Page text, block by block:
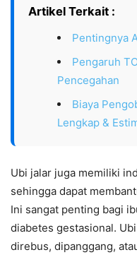
Artikel Terkait :
Pentingnya
Pengaruh
Pencegahan
Biaya
Lengkap &
Ubi jalar juga memiliki
sehingga dapat
Ini sangat penting bagi
diabetes gestasional.
direbus, dipanggang,